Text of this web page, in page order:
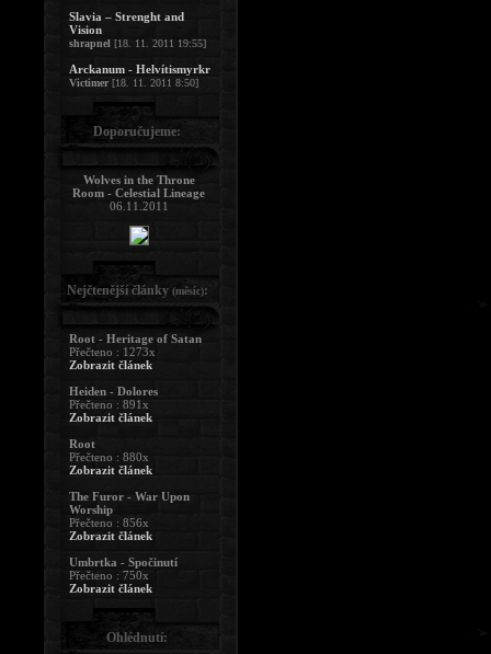
Slavia – Strenght and
Vision
shrapnel [18. 11. 2011 19:55]
Arckanum - Helvítismyrkr
Victimer[18. 11. 2011 8:50]
Doporučujeme:
Wolves in the Throne
Room - Celestial Lineage
06.11.2011
Nejčtenější články (měsíc):
Root - Heritage of Satan
Přečteno : 1273x
Zobrazit článek
Heiden - Dolores
Přečteno : 891x
Zobrazit článek
Root
Přečteno : 880x
Zobrazit článek
The Furor - War Upon
Worship
Přečteno : 856x
Zobrazit článek
Umbrtka - Spočinutí
Přečteno : 750x
Zobrazit článek
Ohlédnutí: